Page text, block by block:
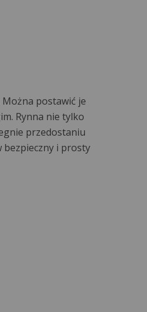
postawić je
Rynna nie tylko
przedostaniu
bezpieczny i prosty